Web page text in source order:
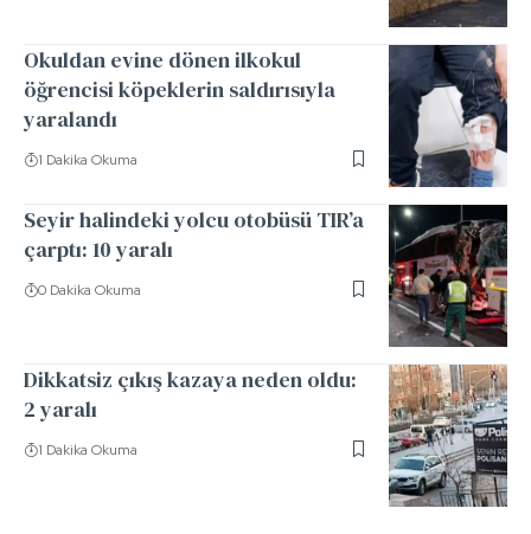
Okuldan evine dönen ilkokul
öğrencisi köpeklerin saldırısıyla
yaralandı
1 Dakika Okuma
Seyir halindeki yolcu otobüsü TIR’a
çarptı: 10 yaralı
0 Dakika Okuma
Dikkatsiz çıkış kazaya neden oldu:
2 yaralı
1 Dakika Okuma